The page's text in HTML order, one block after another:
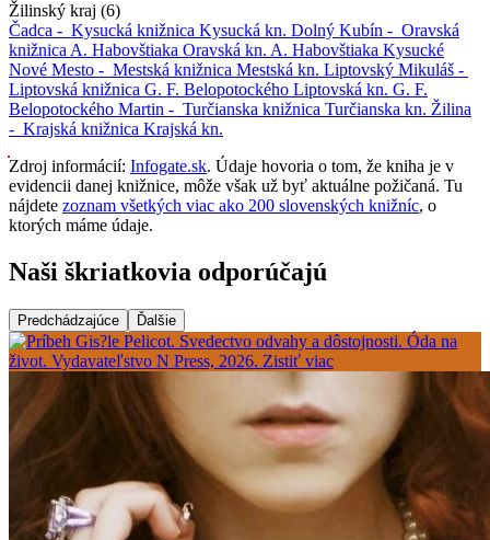
Žilinský kraj (6)
Čadca - Kysucká knižnica Kysucká kn. Dolný Kubín - Oravská
knižnica A. Habovštiaka Oravská kn. A. Habovštiaka Kysucké
Nové Mesto - Mestská knižnica Mestská kn. Liptovský Mikuláš -
Liptovská knižnica G. F. Belopotockého Liptovská kn. G. F.
Belopotockého Martin - Turčianska knižnica Turčianska kn. Žilina
- Krajská knižnica Krajská kn.
Zdroj informácií: Infogate.sk. Údaje hovoria o tom, že kniha je v
evidencii danej knižnice, môže však už byť aktuálne požičaná. Tu
nájdete zoznam všetkých viac ako 200 slovenských knižníc, o
ktorých máme údaje.
Naši škriatkovia odporúčajú
Predchádzajúce Ďalšie